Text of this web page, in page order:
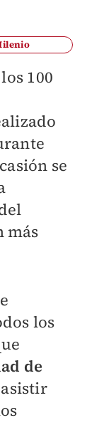
100
se
más
los
de